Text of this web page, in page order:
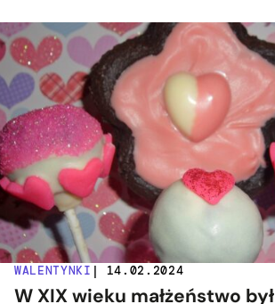
WALENTYNKI | 14.02.2024
W XIX wieku małżeństwo